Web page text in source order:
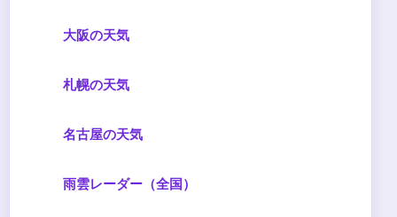
大阪の天気
札幌の天気
名古屋の天気
雨雲レーダー（全国）